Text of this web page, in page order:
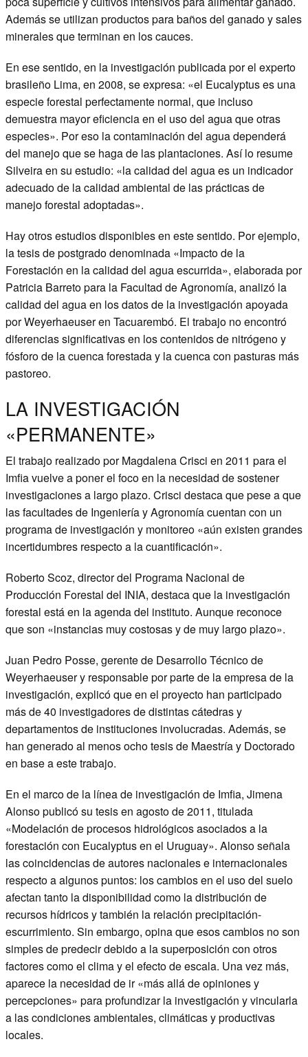
Además se utilizan productos para baños del ganado y sales
minerales que terminan en los cauces.
En ese sentido, en la investigación publicada por el experto
brasileño Lima, en 2008, se expresa: «el Eucalyptus es una
especie forestal perfectamente normal, que incluso
demuestra mayor eficiencia en el uso del agua que otras
especies». Por eso la contaminación del agua dependerá
del manejo que se haga de las plantaciones. Así lo resume
Silveira en su estudio: «la calidad del agua es un indicador
adecuado de la calidad ambiental de las prácticas de
manejo forestal adoptadas».
Hay otros estudios disponibles en este sentido. Por ejemplo,
la tesis de postgrado denominada «Impacto de la
Forestación en la calidad del agua escurrida», elaborada por
Patricia Barreto para la Facultad de Agronomía, analizó la
calidad del agua en los datos de la investigación apoyada
por Weyerhaeuser en Tacuarembó. El trabajo no encontró
diferencias significativas en los contenidos de nitrógeno y
fósforo de la cuenca forestada y la cuenca con pasturas más
pastoreo.
LA INVESTIGACIÓN
«PERMANENTE»
El trabajo realizado por Magdalena Crisci en 2011 para el
Imfia vuelve a poner el foco en la necesidad de sostener
investigaciones a largo plazo. Crisci destaca que pese a que
las facultades de Ingeniería y Agronomía cuentan con un
programa de investigación y monitoreo «aún existen grandes
incertidumbres respecto a la cuantificación».
Roberto Scoz, director del Programa Nacional de
Producción Forestal del INIA, destaca que la investigación
forestal está en la agenda del instituto. Aunque reconoce
que son «instancias muy costosas y de muy largo plazo».
Juan Pedro Posse, gerente de Desarrollo Técnico de
Weyerhaeuser y responsable por parte de la empresa de la
investigación, explicó que en el proyecto han participado
más de 40 investigadores de distintas cátedras y
departamentos de instituciones involucradas. Además, se
han generado al menos ocho tesis de Maestría y Doctorado
en base a este trabajo.
En el marco de la línea de investigación de Imfia, Jimena
Alonso publicó su tesis en agosto de 2011, titulada
«Modelación de procesos hidrológicos asociados a la
forestación con Eucalyptus en el Uruguay». Alonso señala
las coincidencias de autores nacionales e internacionales
respecto a algunos puntos: los cambios en el uso del suelo
afectan tanto la disponibilidad como la distribución de
recursos hídricos y también la relación precipitación-
escurrimiento. Sin embargo, opina que esos cambios no son
simples de predecir debido a la superposición con otros
factores como el clima y el efecto de escala. Una vez más,
aparece la necesidad de ir «más allá de opiniones y
percepciones» para profundizar la investigación y vincularla
a las condiciones ambientales, climáticas y productivas
locales.